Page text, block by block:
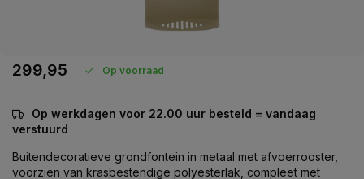
299,95 Op voorraad
Op werkdagen voor 22.00 uur besteld = vandaag
verstuurd
Buitendecoratieve grondfontein in metaal met afvoerrooster,
voorzien van krasbestendige polyesterlak, compleet met